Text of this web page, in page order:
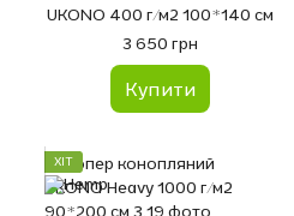
UKONO 400 г/м2 100*140 см
3 650 грн
Купити
ХІТ